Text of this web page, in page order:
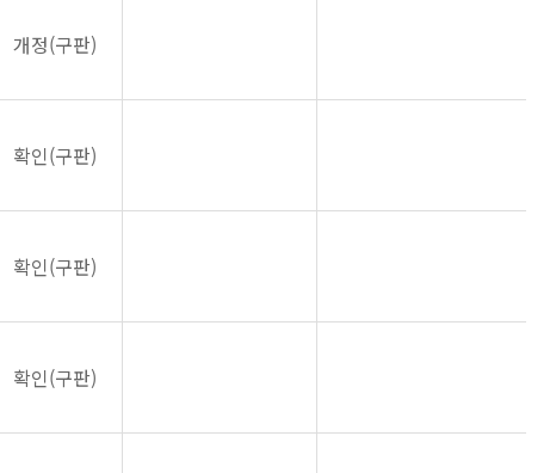
개정(구판)
확인(구판)
확인(구판)
확인(구판)